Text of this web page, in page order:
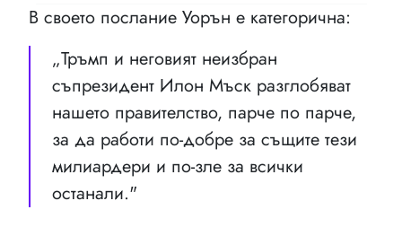
В своето послание Уорън е категорична:
„Тръмп и неговият неизбран
съпрезидент Илон Мъск разглобяват
нашето правителство, парче по парче,
за да работи по-добре за същите тези
милиардери и по-зле за всички
останали."